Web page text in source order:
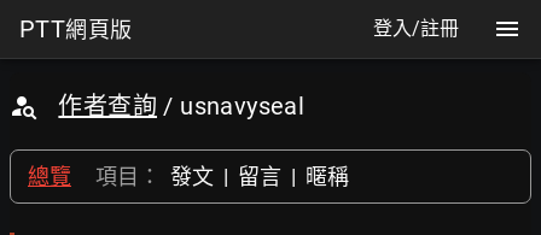
PTT網頁版 登入/註冊
作者查詢 / usnavyseal
總覽 項目： 發文 | 留言 | 暱稱